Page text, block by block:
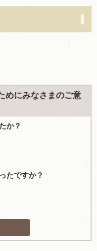
めにみなさまのご意
か？
たですか？